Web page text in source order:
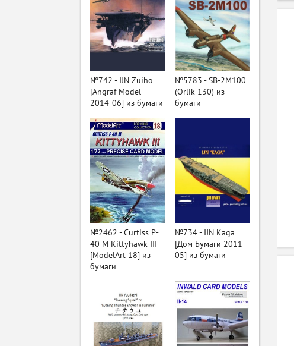
№742 - IJN Zuiho
[Angraf Model
2014-06] из бумаги
№5783 - SB-2M100
(Orlik 130) из
бумаги
№2462 - Curtiss P-
40 M Kittyhawk III
[ModelArt 18] из
бумаги
№734 - IJN Kaga
[Дом Бумаги 2011-
05] из бумаги